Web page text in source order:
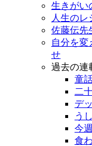
生きがい
人生のレ
佐藤伝先
自分を
せ
過去の連
童
二
デ
う
今
食